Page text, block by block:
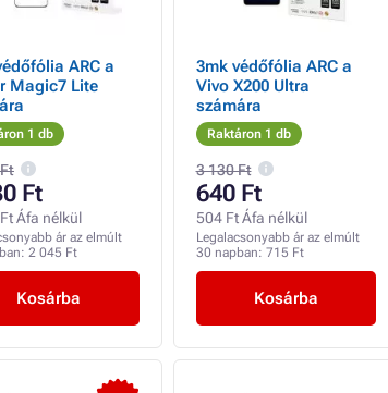
ARC a
Magic7 Lite
1 db
Ft
Áfa nélkül
ár az elmúlt
2 045 Ft
Kosárba
3mk védőfólia ARC a
Vivo X200 Ultra
számára
Raktáron 1 db
3 130 Ft
640 Ft
504 Ft Áfa nélkül
Legalacsonyabb ár az elmúlt
30 napban: 715 Ft
Kosárba